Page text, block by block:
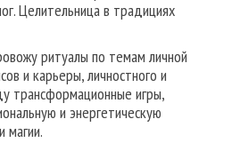
Целительница в традициях
ритуалы по темам личной
и карьеры, личностного и
трансформационные игры,
и энергетическую
магии.